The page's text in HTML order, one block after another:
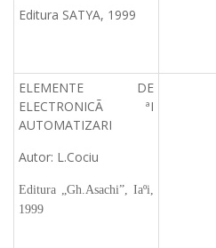
Editura SATYA, 1999
ELEMENTE DE
ELECTRONICÃ ªI
AUTOMATIZARI
Autor: L.Cociu
Editura „Gh.Asachi”, Iaºi,
1999